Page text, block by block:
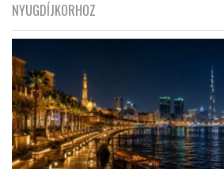
NYUGDÍJKORHOZ